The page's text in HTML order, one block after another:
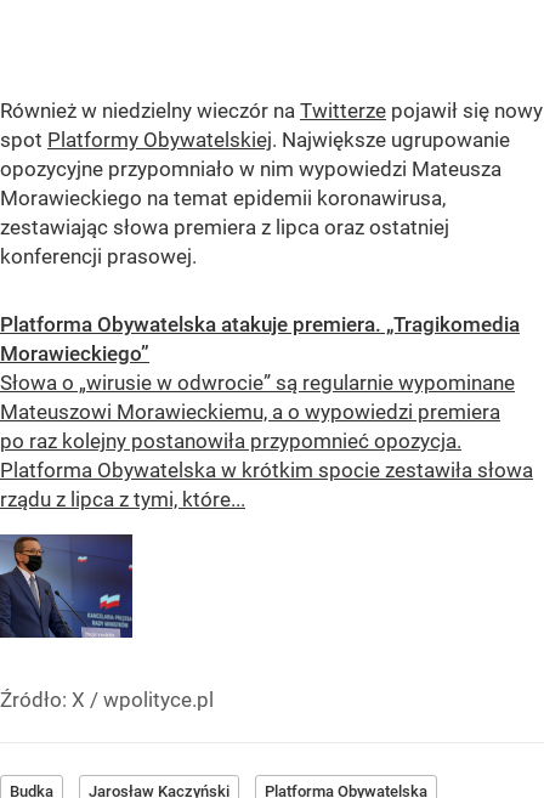
Również w niedzielny wieczór na Twitterze pojawił się nowy
spot Platformy Obywatelskiej. Największe ugrupowanie
opozycyjne przypomniało w nim wypowiedzi Mateusza
Morawieckiego na temat epidemii koronawirusa,
zestawiając słowa premiera z lipca oraz ostatniej
konferencji prasowej.
Platforma Obywatelska atakuje premiera. „Tragikomedia
Morawieckiego”
Słowa o „wirusie w odwrocie” są regularnie wypominane
Mateuszowi Morawieckiemu, a o wypowiedzi premiera
po raz kolejny postanowiła przypomnieć opozycja.
Platforma Obywatelska w krótkim spocie zestawiła słowa
rządu z lipca z tymi, które...
Źródło: X / wpolityce.pl
Budka Jarosław Kaczyński Platforma Obywatelska